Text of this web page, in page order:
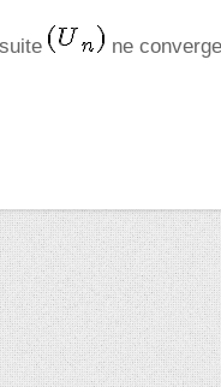
ne